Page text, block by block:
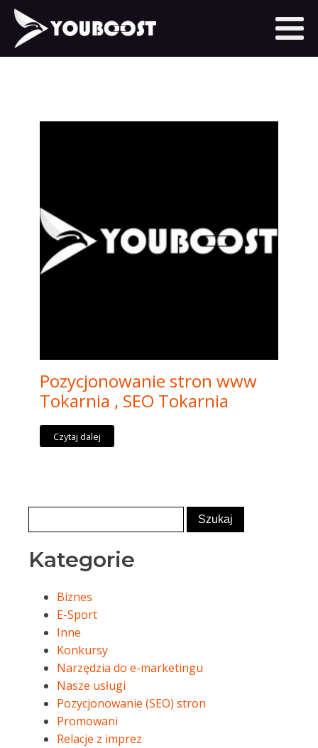
Pozycjonowanie stron www
Tokarnia , SEO Tokarnia
Czytaj dalej
Kategorie
Biznes
E-Sport
Inne
Konkursy
Narzędzia do e-marketingu
Nasze usługi
Pozycjonowanie (SEO) stron
Promowani
Relacje z imprez